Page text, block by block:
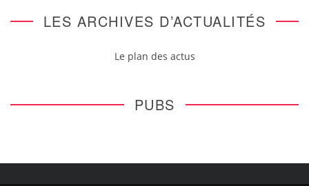
LES ARCHIVES D’ACTUALITÉS
Le plan des actus
PUBS